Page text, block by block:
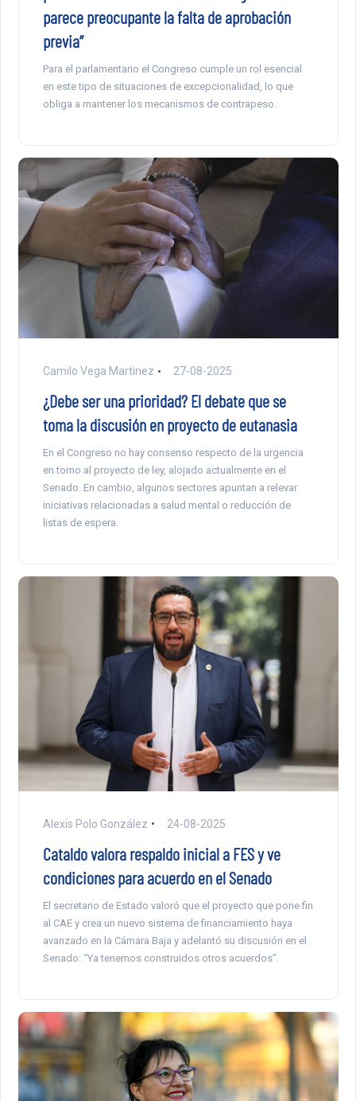
parece preocupante la falta de aprobación
previa”
Para el parlamentario el Congreso cumple un rol esencial
en este tipo de situaciones de excepcionalidad, lo que
obliga a mantener los mecanismos de contrapeso.
Camilo Vega Martinez 27-08-2025
¿Debe ser una prioridad? El debate que se
toma la discusión en proyecto de eutanasia
En el Congreso no hay consenso respecto de la urgencia
en torno al proyecto de ley, alojado actualmente en el
Senado. En cambio, algunos sectores apuntan a relevar
iniciativas relacionadas a salud mental o reducción de
listas de espera.
Alexis Polo González 24-08-2025
Cataldo valora respaldo inicial a FES y ve
condiciones para acuerdo en el Senado
El secretario de Estado valoró que el proyecto que pone fin
al CAE y crea un nuevo sistema de financiamiento haya
avanzado en la Cámara Baja y adelantó su discusión en el
Senado: “Ya tenemos construidos otros acuerdos”.